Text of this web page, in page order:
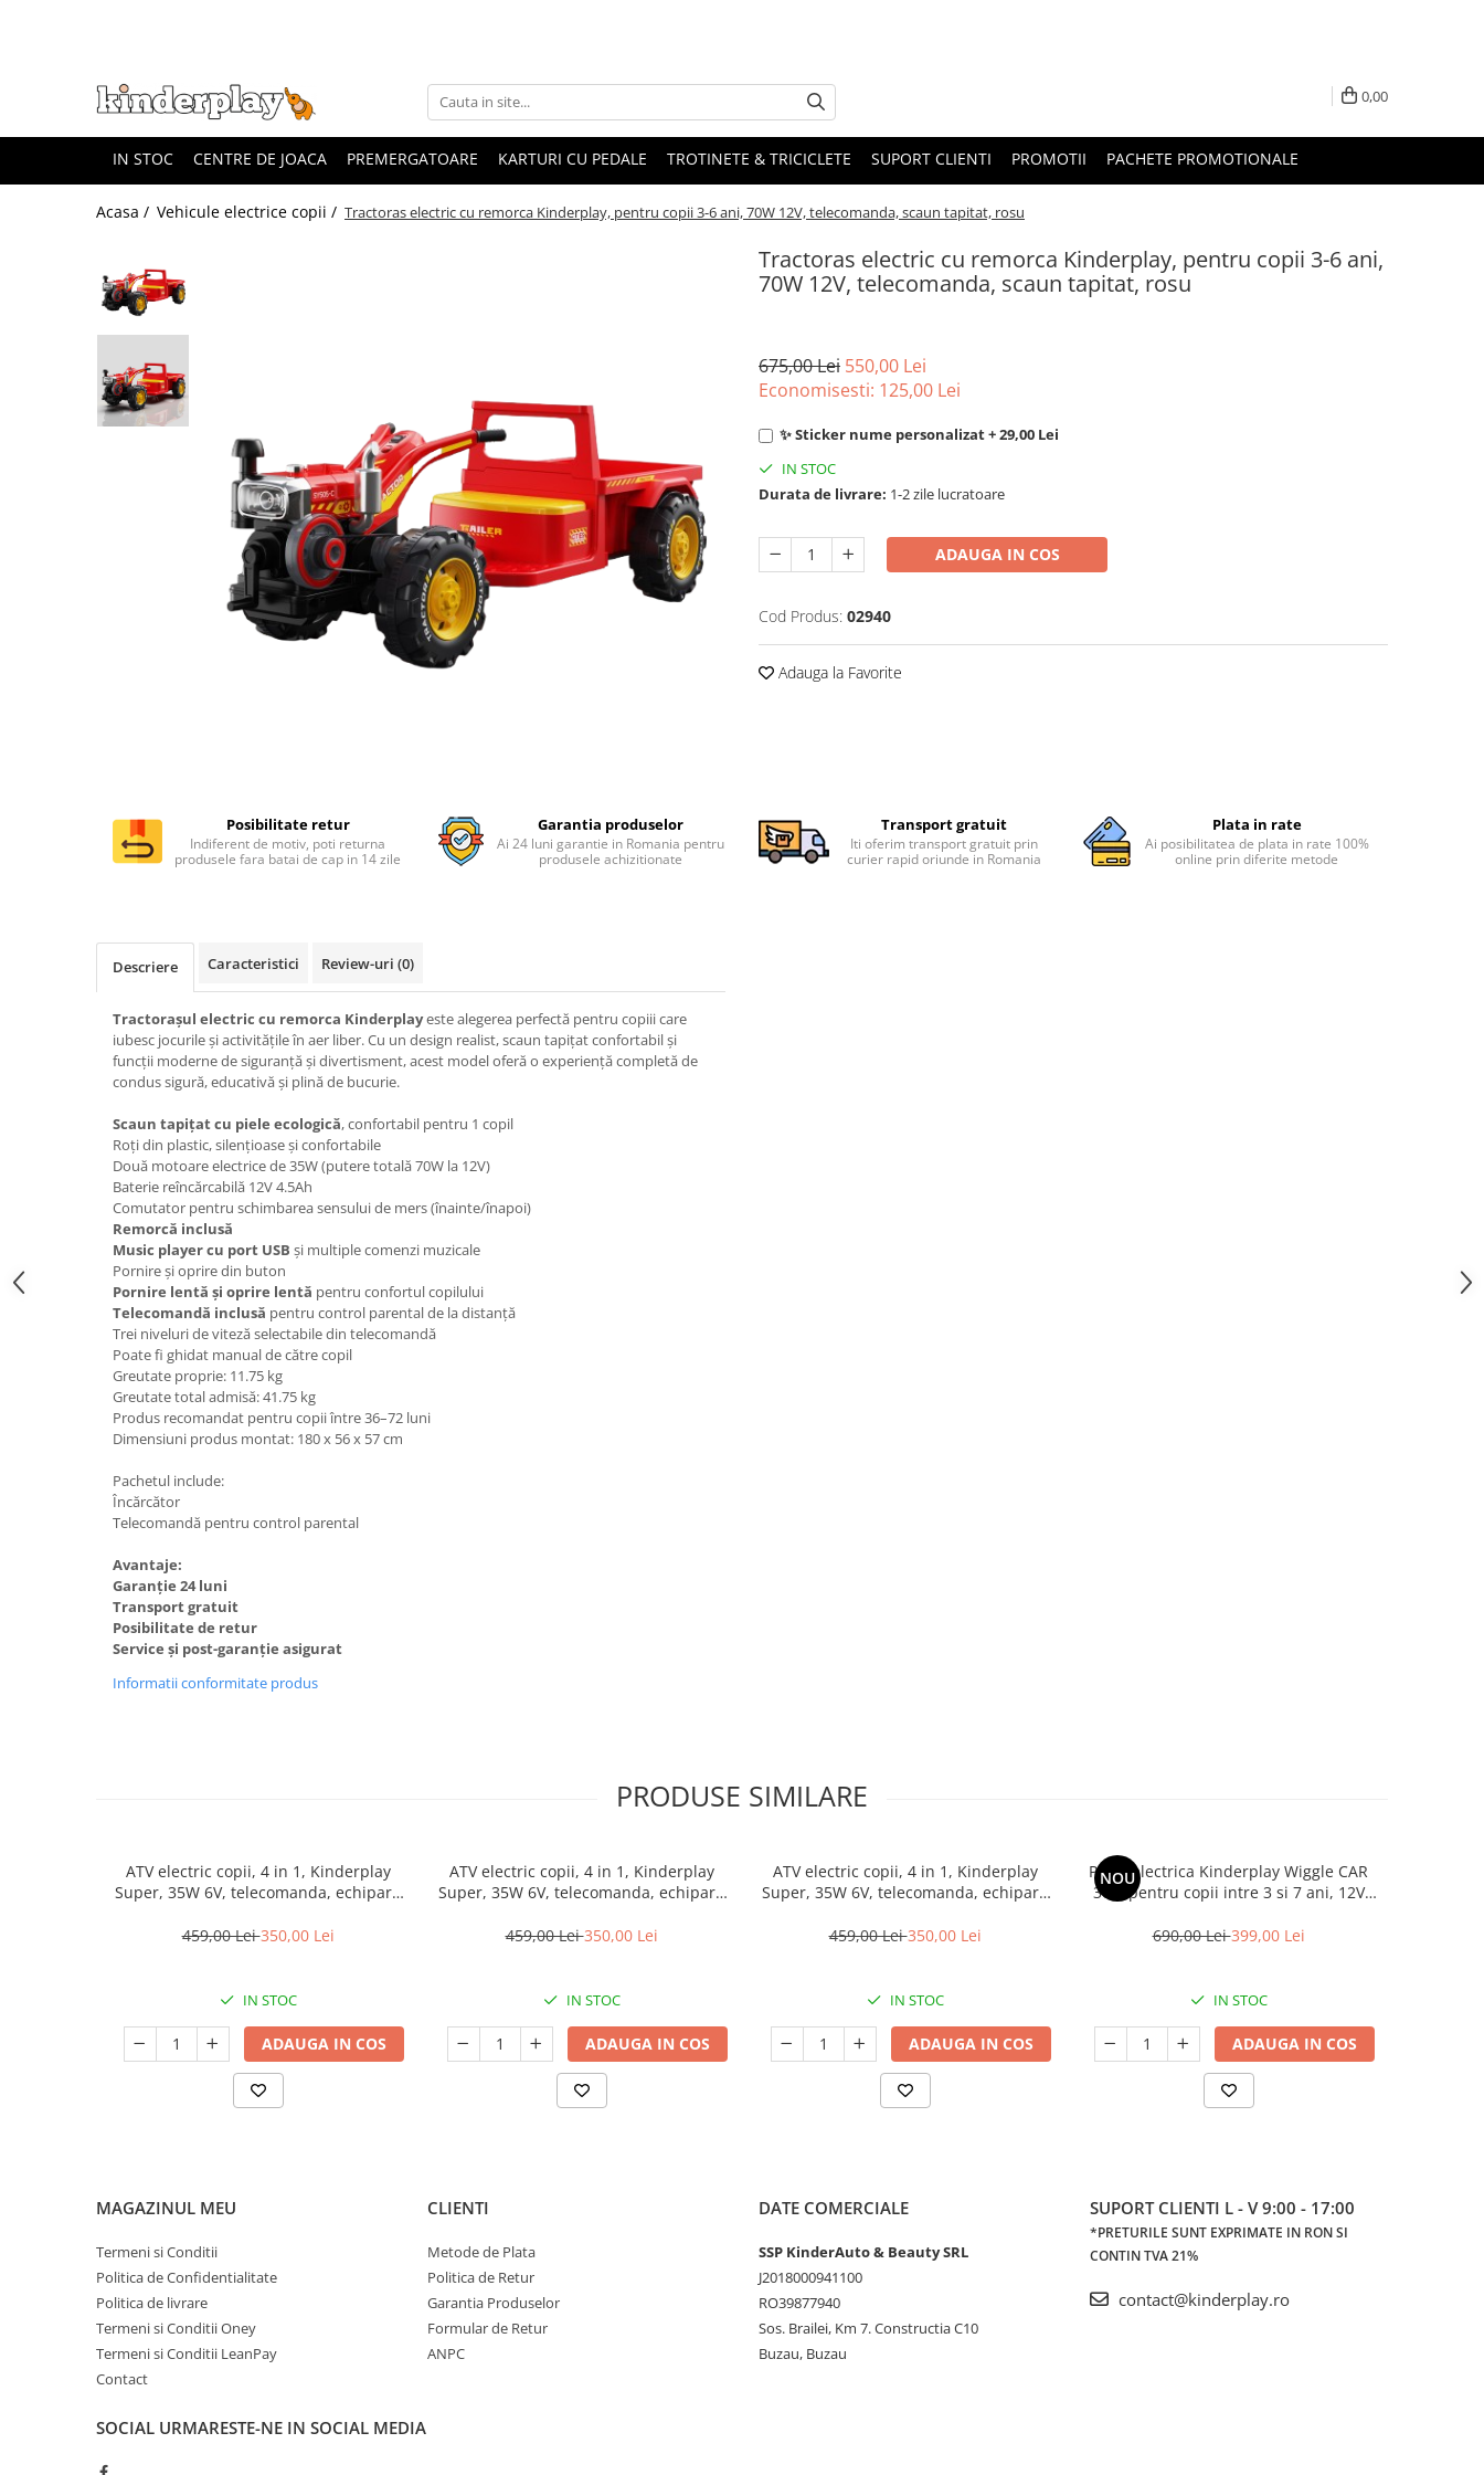
0,00
IN STOC CENTRE DE JOACA PREMERGATOARE KARTURI CU PEDALE TROTINETE & TRICICLETE SUPORT CLIENTI PROMOTII PACHETE PROMOTIONALE
Acasa / Vehicule electrice copii / Tractoras electric cu remorca Kinderplay, pentru copii 3-6 ani, 70W 12V, telecomanda, scaun tapitat, rosu
Tractoras electric cu remorca Kinderplay, pentru copii 3-6 ani,
70W 12V, telecomanda, scaun tapitat, rosu
Facebook
675,00 Lei 550,00 Lei
Economisesti: 125,00 Lei
✨ Sticker nume personalizat + 29,00 Lei
IN STOC
Durata de livrare: 1-2 zile lucratoare
ADAUGA IN COS
Cod Produs: 02940
Adauga la Favorite
Posibilitate retur
Indiferent de motiv, poti returna
produsele fara batai de cap in 14 zile
Garantia produselor
Ai 24 luni garantie in Romania pentru
produsele achizitionate
Transport gratuit
Iti oferim transport gratuit prin
curier rapid oriunde in Romania
Plata in rate
Ai posibilitatea de plata in rate 100%
online prin diferite metode
Descriere Caracteristici Review-uri (0)
Tractorașul electric cu remorca Kinderplayeste alegerea perfectă pentru copiii care
iubesc jocurile și activitățile în aer liber. Cu un design realist, scaun tapițat confortabil și
funcții moderne de siguranță și divertisment, acest model oferă o experiență completă de
condus sigură, educativă și plină de bucurie.
Scaun tapițat cu piele ecologică, confortabil pentru 1 copil
Roți din plastic, silențioase și confortabile
Două motoare electrice de 35W (putere totală 70W la 12V)
Baterie reîncărcabilă 12V 4.5Ah
Comutator pentru schimbarea sensului de mers (înainte/înapoi)
Remorcă inclusă
Music player cu port USB și multiple comenzi muzicale
Pornire și oprire din buton
Pornire lentă și oprire lentă pentru confortul copilului
Telecomandă inclusă pentru control parental de la distanță
Trei niveluri de viteză selectabile din telecomandă
Poate fi ghidat manual de către copil
Greutate proprie: 11.75 kg
Greutate total admisă: 41.75 kg
Produs recomandat pentru copii între 36–72 luni
Dimensiuni produs montat: 180 x 56 x 57 cm
Pachetul include:
Încărcător
Telecomandă pentru control parental
Avantaje:
Garanție 24 luni
Transport gratuit
Posibilitate de retur
Service și post-garanție asigurat
Informatii conformitate produs
PRODUSE SIMILARE
ATV electric copii, 4 in 1, Kinderplay
Super, 35W 6V, telecomanda, echipare
459,00 Lei350,00 Lei
IN STOC
ADAUGA IN COS
ATV electric copii, 4 in 1, Kinderplay
Super, 35W 6V, telecomanda, echipare
459,00 Lei350,00 Lei
IN STOC
ADAUGA IN COS
ATV electric copii, 4 in 1, Kinderplay
Super, 35W 6V, telecomanda, echipare
459,00 Lei350,00 Lei
IN STOC
ADAUGA IN COS
NOU
Placa electrica Kinderplay Wiggle CAR
360, pentru copii intre 3 si 7 ani, 12V
690,00 Lei399,00 Lei
IN STOC
ADAUGA IN COS
MAGAZINUL MEU
Termeni si Conditii
Politica de Confidentialitate
Politica de livrare
Termeni si Conditii Oney
Termeni si Conditii LeanPay
Contact
CLIENTI
Metode de Plata
Politica de Retur
Garantia Produselor
Formular de Retur
ANPC
DATE COMERCIALE
SSP KinderAuto & Beauty SRL
J2018000941100
RO39877940
Sos. Brailei, Km 7. Constructia C10
Buzau, Buzau
SUPORT CLIENTI L - V 9:00 - 17:00
*PRETURILE SUNT EXPRIMATE IN RON SI
CONTIN TVA 21%
contact@kinderplay.ro
SOCIAL URMARESTE-NE IN SOCIAL MEDIA